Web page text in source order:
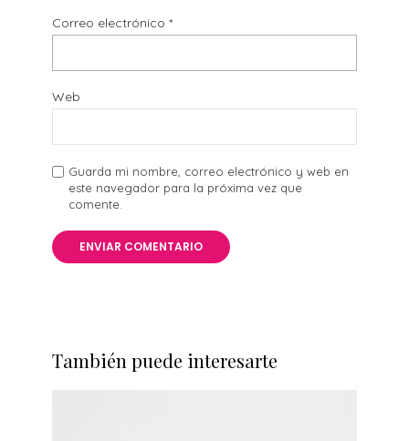
Correo electrónico *
Web
Guarda mi nombre, correo electrónico y web en
este navegador para la próxima vez que
comente.
También puede interesarte